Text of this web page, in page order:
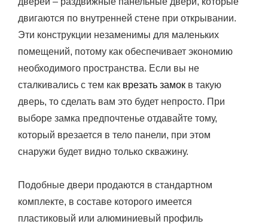
двигаются по внутренней стене при открывании.
Эти конструкции незаменимы для маленьких
помещений, потому как обеспечивает экономию
необходимого пространства. Если вы не
сталкивались с тем как врезать замок в такую
дверь, то сделать вам это будет непросто. При
выборе замка предпочтенье отдавайте тому,
который врезается в тело панели, при этом
снаружи будет видно только скважину.
Подобные двери продаются в стандартном
комплекте, в составе которого имеется
пластиковый или алюминиевый профиль